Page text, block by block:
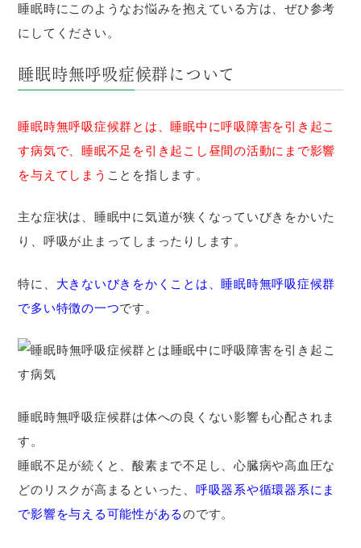
睡眠時にこのようなお悩みを抱えている方は、ぜひ参考
にしてください。
睡眠時無呼吸症候群について
睡眠時無呼吸症候群とは、睡眠中に呼吸障害を引き起こ
す病気で、睡眠不足を引き起こし昼間の活動にまで影響
を与えてしまう ことを指します。
主な症状は、睡眠中に気道が狭くなっていびきをかいた
り、呼吸が止まってしまったりします。
特に、 大きないびきをかくことは、睡眠時無呼吸症候群
で多い特徴の一つです。
睡眠時無呼吸症候群は体への良くない影響も心配されま
す。
睡眠不足が続くと、酸素まで不足し、心臓病や高血圧な
どのリスクが高まるといった、 呼吸器系や循環器系にま
で影響を与える可能性があるのです。